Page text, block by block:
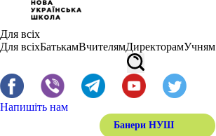
Для всіх
Для всіхБатькамВчителямДиректорамУчням
Напишіть нам
Банери НУШ